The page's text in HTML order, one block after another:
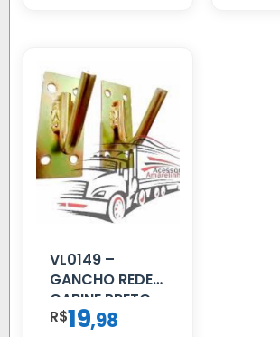
VL0149 –
GANCHO REDE
CABINE PRETO
R$19,98